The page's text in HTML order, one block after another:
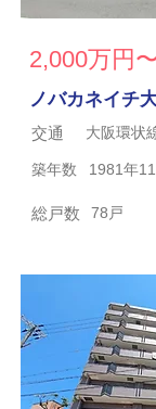
2,000万円
ノバカネイチ
交通 大阪環状
築年数 1981年
総戸数 78戸